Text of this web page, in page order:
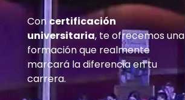
Con certificación
universitaria, te ofrecemos una
formación que realmente
marcará la diferencia en tu
carrera.